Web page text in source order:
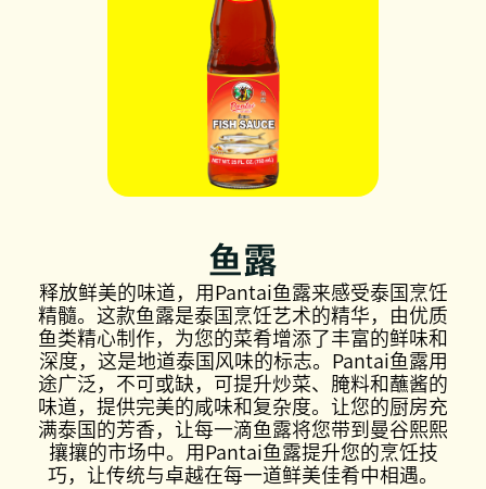
鱼露
释放鲜美的味道，用Pantai鱼露来感受泰国烹饪
精髓。这款鱼露是泰国烹饪艺术的精华，由优质
鱼类精心制作，为您的菜肴增添了丰富的鲜味和
深度，这是地道泰国风味的标志。Pantai鱼露用
途广泛，不可或缺，可提升炒菜、腌料和蘸酱的
味道，提供完美的咸味和复杂度。让您的厨房充
满泰国的芳香，让每一滴鱼露将您带到曼谷熙熙
攘攘的市场中。用Pantai鱼露提升您的烹饪技
巧，让传统与卓越在每一道鲜美佳肴中相遇。